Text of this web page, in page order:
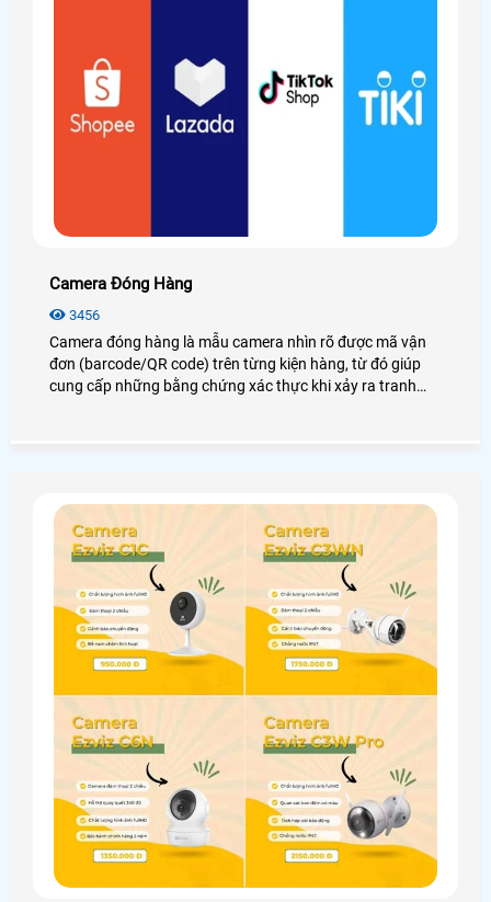
Camera Đóng Hàng
3456
Camera đóng hàng là mẫu camera nhìn rõ được mã vận
đơn (barcode/QR code) trên từng kiện hàng, từ đó giúp
cung cấp những bằng chứng xác thực khi xảy ra tranh